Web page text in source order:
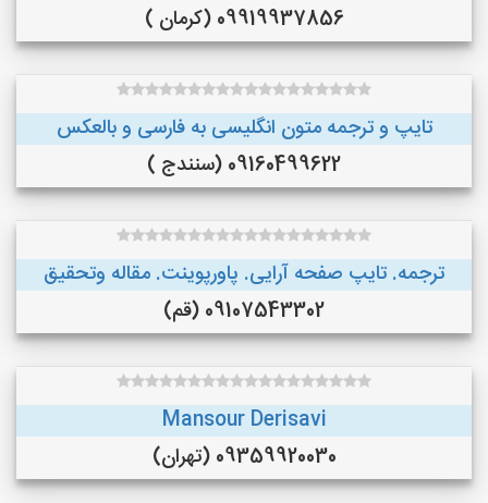
09919937856 (کرمان )
تایپ و ترجمه متون انگلیسی به فارسی و بالعکس
09160499622 (سنندج )
ترجمه. تایپ صفحه آرایی. پاورپوینت. مقاله وتحقیق
09107543302 (قم)
Mansour Derisavi
09359920030 (تهران)